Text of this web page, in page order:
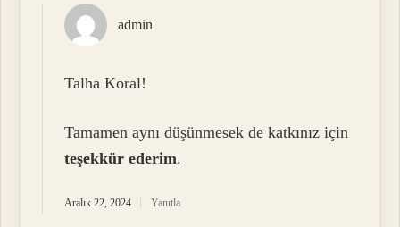
admin
Talha Koral!
Tamamen aynı düşünmesek de katkınız için
teşekkür ederim.
Aralık 22, 2024 Yanıtla